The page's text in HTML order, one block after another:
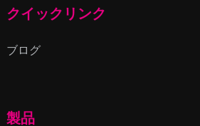
クイックリンク
ブログ
製品